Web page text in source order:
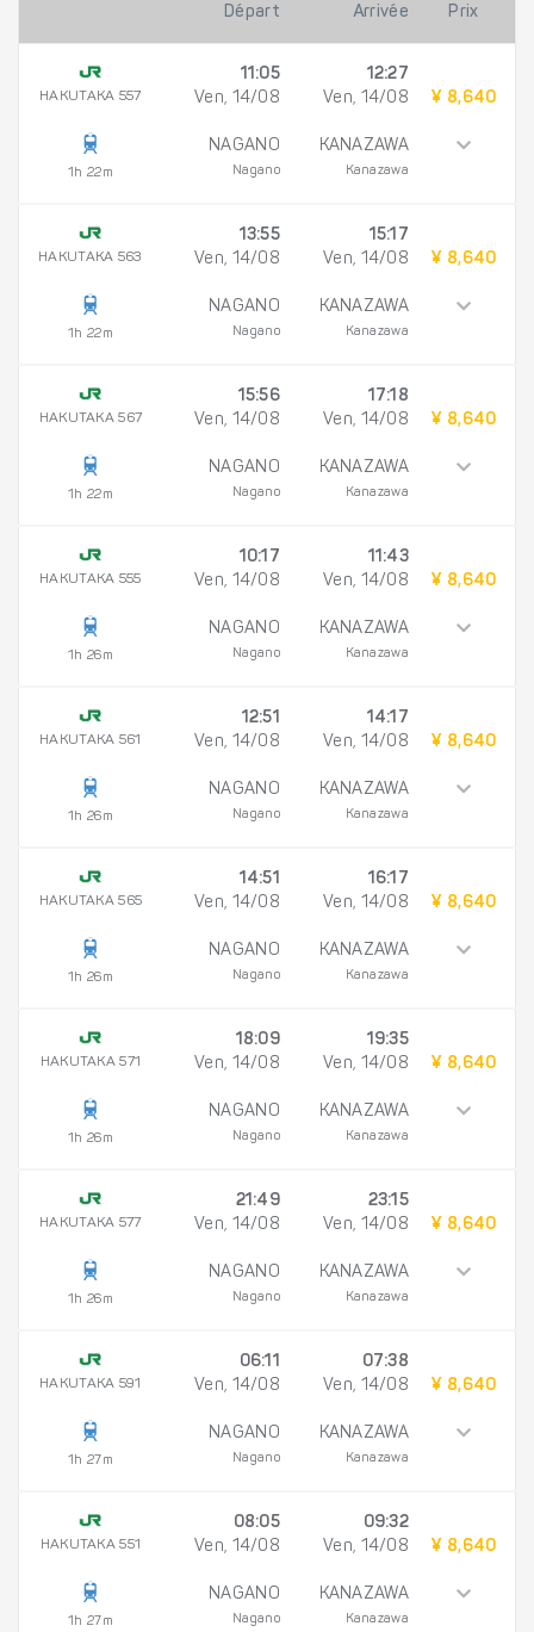
Départ Arrivée Prix
HAKUTAKA 557
1h 22m
11:05
Ven, 14/08
NAGANO
Nagano
12:27
Ven, 14/08
KANAZAWA
Kanazawa
¥ 8,640
HAKUTAKA 563
1h 22m
13:55
Ven, 14/08
NAGANO
Nagano
15:17
Ven, 14/08
KANAZAWA
Kanazawa
¥ 8,640
HAKUTAKA 567
1h 22m
15:56
Ven, 14/08
NAGANO
Nagano
17:18
Ven, 14/08
KANAZAWA
Kanazawa
¥ 8,640
HAKUTAKA 555
1h 26m
10:17
Ven, 14/08
NAGANO
Nagano
11:43
Ven, 14/08
KANAZAWA
Kanazawa
¥ 8,640
HAKUTAKA 561
1h 26m
12:51
Ven, 14/08
NAGANO
Nagano
14:17
Ven, 14/08
KANAZAWA
Kanazawa
¥ 8,640
HAKUTAKA 565
1h 26m
14:51
Ven, 14/08
NAGANO
Nagano
16:17
Ven, 14/08
KANAZAWA
Kanazawa
¥ 8,640
HAKUTAKA 571
1h 26m
18:09
Ven, 14/08
NAGANO
Nagano
19:35
Ven, 14/08
KANAZAWA
Kanazawa
¥ 8,640
HAKUTAKA 577
1h 26m
21:49
Ven, 14/08
NAGANO
Nagano
23:15
Ven, 14/08
KANAZAWA
Kanazawa
¥ 8,640
HAKUTAKA 591
1h 27m
06:11
Ven, 14/08
NAGANO
Nagano
07:38
Ven, 14/08
KANAZAWA
Kanazawa
¥ 8,640
HAKUTAKA 551
1h 27m
08:05
Ven, 14/08
NAGANO
Nagano
09:32
Ven, 14/08
KANAZAWA
Kanazawa
¥ 8,640